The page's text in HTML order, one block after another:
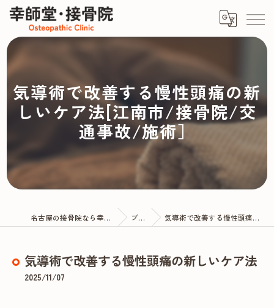
気導術で改善する慢性頭痛の新
しいケア法[江南市/接骨院/交
通事故/施術］
名古屋の接骨院なら幸師堂・接骨院 ブログ 気導術で改善する慢性頭痛の新しいケア法
気導術で改善する慢性頭痛の新しいケア法
2025/11/07